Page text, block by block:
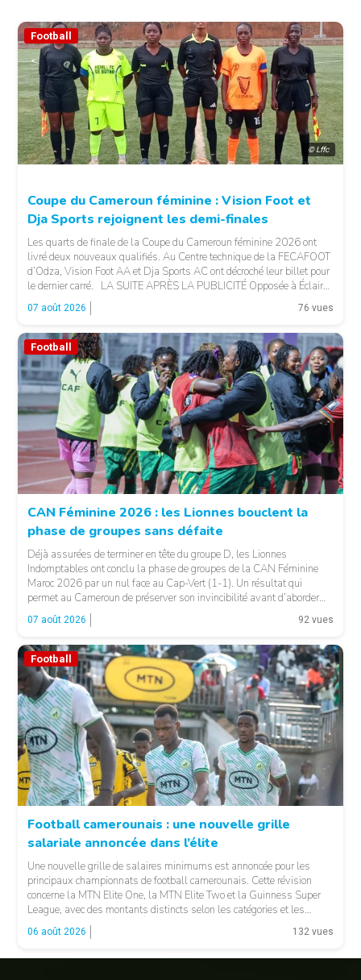
© Lffc
Football
Coupe du Cameroun féminine : Vision Foot et
Dja Sports rejoignent les demi-finales
Les quarts de finale de la Coupe du Cameroun féminine 2026 ont
livré deux nouveaux qualifiés. Au Centre technique de la FECAFOOT
d’Odza, Vision Foot AA et Dja Sports AC ont décroché leur billet pour
le dernier carré. LA SUITE APRÈS LA PUBLICITÉ Opposée à Éclair
FF, Vision Foot a dû patienter jusqu’à la […]
07 août 2026 76 vues
Football
CAN Féminine 2026 : les Lionnes bouclent la
phase de groupes sans défaite
Déjà assurées de terminer en tête du groupe D, les Lionnes
Indomptables ont conclu la phase de groupes de la CAN Féminine
Maroc 2026 par un nul face au Cap-Vert (1-1). Un résultat qui
permet au Cameroun de préserver son invincibilité avant d’aborder
les choses sérieuses. Les Camerounaises ont rapidement pris le
contrôle des opérations […]
07 août 2026 92 vues
Football
Football camerounais : une nouvelle grille
salariale annoncée dans l’élite
Une nouvelle grille de salaires minimums est annoncée pour les
principaux championnats de football camerounais. Cette révision
concerne la MTN Elite One, la MTN Elite Two et la Guinness Super
League, avec des montants distincts selon les catégories et les
fonctions. LA SUITE APRÈS LA PUBLICITÉ Selon les informations
relayées par Allez Les Lions, […]
06 août 2026 132 vues